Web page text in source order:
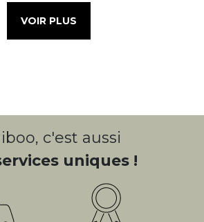
VOIR PLUS
c'est aussi
uniques !